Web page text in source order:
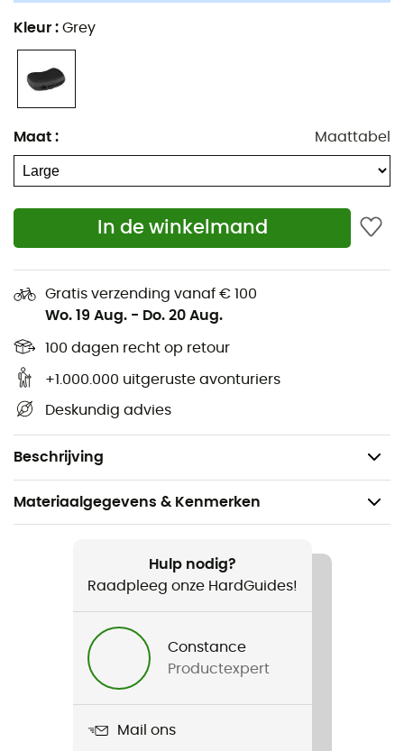
Kleur : Grey
Maat : Maattabel
In de winkelmand
Gratis verzending vanaf € 100
Wo. 19 Aug. - Do. 20 Aug.
100 dagen recht op retour
+1.000.000 uitgeruste avonturiers
Deskundig advies
Beschrijving
Aero Premium kussen
Sea to Summit
licht gewicht. Het
reizenen
waar je een paar gram extra kunt
riskeren voor een zachte nachtrust. Hetreiskussenheeft
een verstelbare nekband om de hele omtrek van je nek
slaap. De sluiting is gemaakt van
20D gelast
dat elasticiteit en zachtheid biedt zonder
kiezen. De sluiting van het
genaaid aan de binnenkant van het zachte en rekbare
50D weefsel. Waar wacht je nog op? Je nachten zullen
nooit zo zacht zijn als met het
reiskussen
Gewicht: 79 g
Materiaalgegevens & Kenmerken
Wandelen / Trekking / Reizen / Kamperen / Bivak
Regular : 79 g / Large : 114 g
Hulp nodig?
Raadpleeg onze HardGuides!
Constance
Productexpert
Mail ons